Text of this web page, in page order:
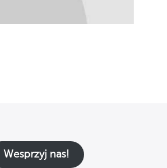
Wesprzyj nas!